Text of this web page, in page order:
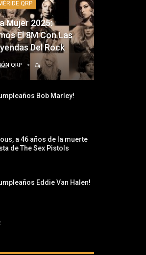
QRP
Mujer 2025:
El 8M Con Las
Del Rock
QRP
Bob Marley!
a 46 años de la muerte
de The Sex Pistols
Eddie Van Halen!